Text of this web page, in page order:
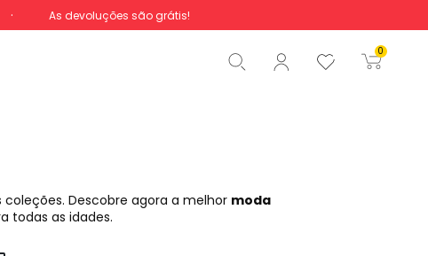
As devoluções são grátis!
0
Total 0,00 €
Iniciar ordem
Descobre agora a melhor moda
todas as idades.